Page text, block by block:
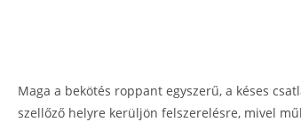
Maga a bekötés roppant egyszerű, a késes
szellőző helyre kerüljön felszerelésre, mivel